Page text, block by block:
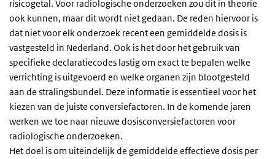
risicogetal. Voor radiologische onderzoeken zou dit in theorie
ook kunnen, maar dit wordt niet gedaan. De reden hiervoor is
dat niet voor elk onderzoek recent een gemiddelde dosis is
vastgesteld in Nederland. Ook is het door het gebruik van
specifieke declaratiecodes lastig om exact te bepalen welke
verrichting is uitgevoerd en welke organen zijn blootgesteld
aan de stralingsbundel. Deze informatie is essentieel voor het
kiezen van de juiste conversiefactoren. In de komende jaren
werken we toe naar nieuwe dosisconversiefactoren voor
radiologische onderzoeken.
Het doel is om uiteindelijk de gemiddelde effectieve dosis per